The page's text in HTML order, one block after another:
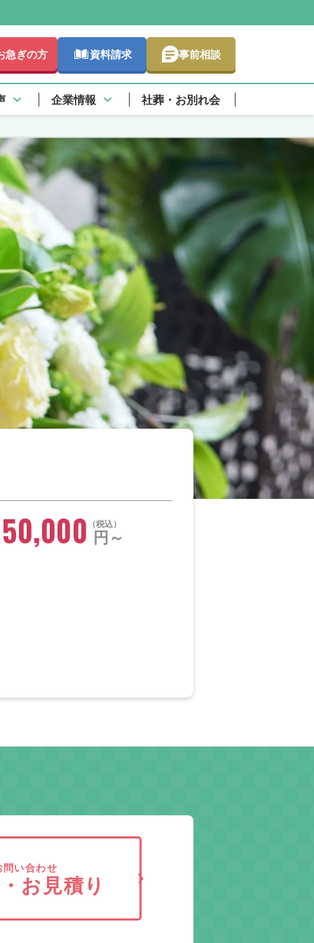
急ぎの方 資料請求 事前相談
企業情報 社葬・お別れ会
税込
円～
い合わせ
お見積り